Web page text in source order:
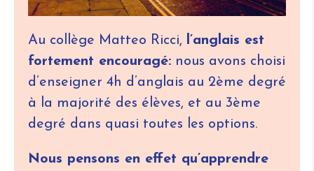
Au collège Matteo Ricci, l’anglais est
fortement encouragé: nous avons choisi
d’enseigner 4h d’anglais au 2ème degré
à la majorité des élèves, et au 3ème
degré dans quasi toutes les options.
Nous pensons en effet qu’apprendre